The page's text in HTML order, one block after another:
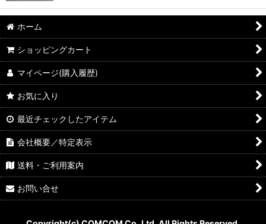
ホーム
ショッピングカート
マイページ(購入履歴)
お気に入り
最近チェックしたアイテム
会社概要／特定表示
送料・ご利用案内
お問い合せ